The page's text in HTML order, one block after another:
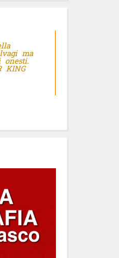
ma
onesti.
KING